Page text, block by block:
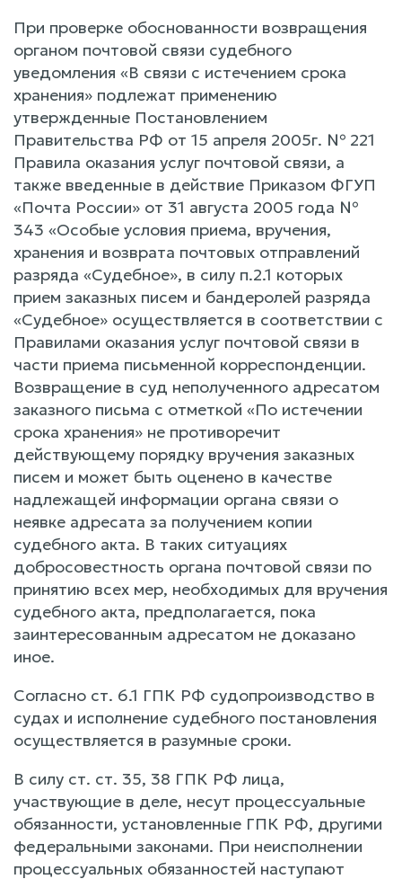
При проверке обоснованности возвращения
органом почтовой связи судебного
уведомления «В связи с истечением срока
хранения» подлежат применению
утвержденные Постановлением
Правительства РФ от 15 апреля 2005г. № 221
Правила оказания услуг почтовой связи, а
также введенные в действие Приказом ФГУП
«Почта России» от 31 августа 2005 года №
343 «Особые условия приема, вручения,
хранения и возврата почтовых отправлений
разряда «Судебное», в силу п.2.1 которых
прием заказных писем и бандеролей разряда
«Судебное» осуществляется в соответствии с
Правилами оказания услуг почтовой связи в
части приема письменной корреспонденции.
Возвращение в суд неполученного адресатом
заказного письма с отметкой «По истечении
срока хранения» не противоречит
действующему порядку вручения заказных
писем и может быть оценено в качестве
надлежащей информации органа связи о
неявке адресата за получением копии
судебного акта. В таких ситуациях
добросовестность органа почтовой связи по
принятию всех мер, необходимых для вручения
судебного акта, предполагается, пока
заинтересованным адресатом не доказано
иное.
Согласно ст. 6.1 ГПК РФ судопроизводство в
судах и исполнение судебного постановления
осуществляется в разумные сроки.
В силу ст. ст. 35, 38 ГПК РФ лица,
участвующие в деле, несут процессуальные
обязанности, установленные ГПК РФ, другими
федеральными законами. При неисполнении
процессуальных обязанностей наступают